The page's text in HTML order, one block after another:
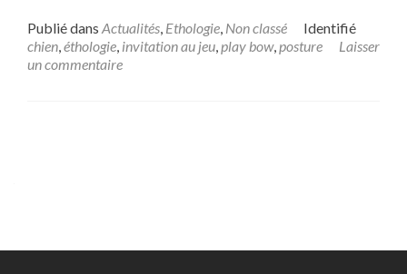
Publié dans Actualités, Ethologie, Non classé
Identifié
chien,éthologie, invitation au jeu,play bow,posture
Laisser
un commentaire